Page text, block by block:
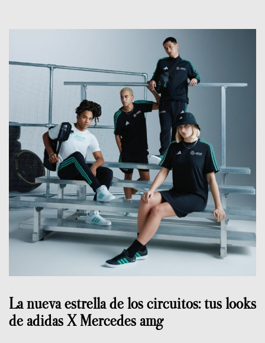
La nueva estrella de los circuitos: tus looks
de adidas X Mercedes amg